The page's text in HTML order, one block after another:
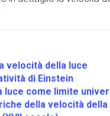
velocità della luce
di Einstein
luce come limite
della velocità della